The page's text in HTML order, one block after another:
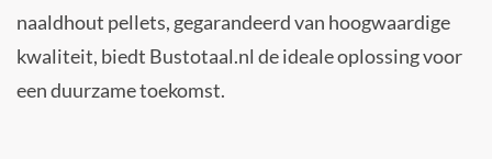
naaldhout pellets, gegarandeerd van hoogwaardige
kwaliteit, biedt Bustotaal.nl de ideale oplossing voor
een duurzame toekomst.